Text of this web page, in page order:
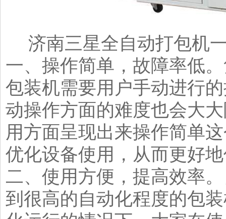
济南三星全自动打包机
一、操作简单，故障率低
包装机需要用户手动进行
动操作方面的难度也会大
用方面呈现出来操作简单
优化设备使用，从而更好
二、使用方便，提高效率
到很高的自动化程度的包